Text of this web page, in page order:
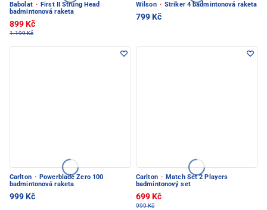
Babolat · First II Strung Head
badmintonová raketa
899 Kč
1.199 Kč
Wilson · Striker 4 badmintonová raketa
799 Kč
Carlton · Powerblade Zero 100
badmintonová raketa
999 Kč
Carlton · Match Set 2 Players
badmintonový set
699 Kč
999 Kč